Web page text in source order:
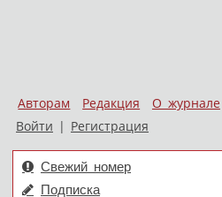
Авторам Редакция О журнале
Войти | Регистрация
Свежий номер
Подписка